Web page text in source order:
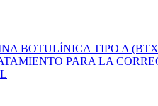
BOTULÍNICA TIPO A
PARA LA